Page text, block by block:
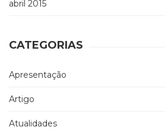
abril 2015
CATEGORIAS
Apresentação
Artigo
Atualidades